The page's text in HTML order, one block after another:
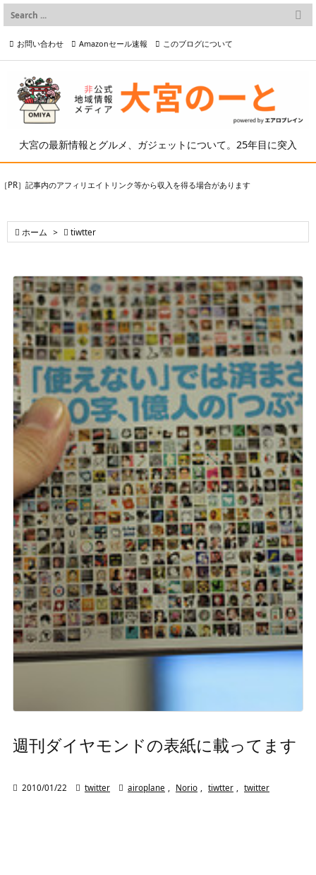
大宮の最新情報とグルメ、ガジェットについて。25年目に突入

メニュー

検索
お問い合わせ Amazonセール速報 このブログについて
プライバシーポリシー等
［PR］記事内のアフィリエイトリンク等から収入を得る場合があります
 ホーム >  tiwtter
週刊ダイヤモンドの表紙に載ってます
 2010/01/22  twitter  airoplane Norio tiwtter twitter